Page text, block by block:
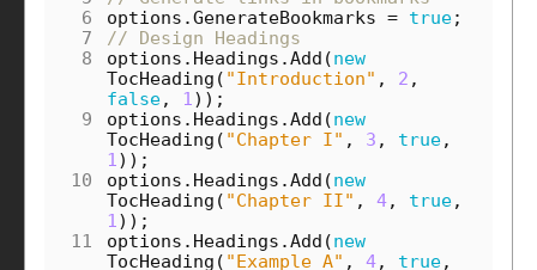
6
options .GenerateBookmarks = true;
7
// Design Headings
8
options . Headings .Add (new
TocHeading ( "Introduction" , 2 ,
false, 1));
9
options . Headings .Add (new
TocHeading ( "Chapter I" , 3 , true,
1));
10
options . Headings .Add (new
TocHeading ( "Chapter II" , 4, true,
1));
11
options . Headings .Add (new
TocHeading ( "Example A" , 4, true,